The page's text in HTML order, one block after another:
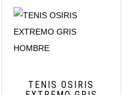
TENIS OSIRIS